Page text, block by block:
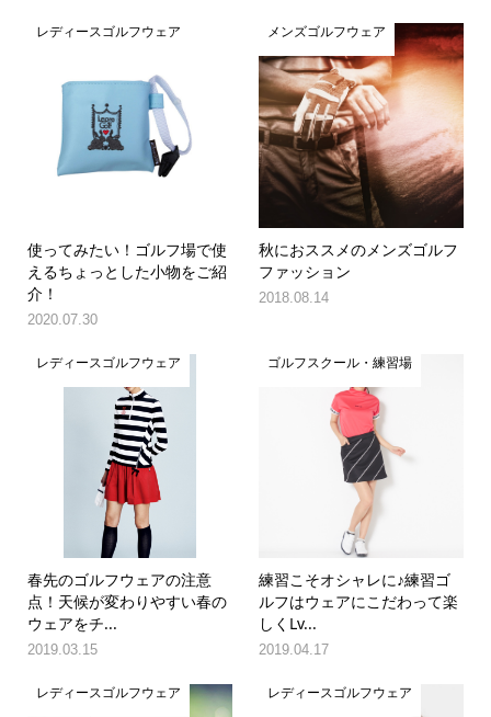
レディースゴルフウェア
使ってみたい！ゴルフ場で使
えるちょっとした小物をご紹
介！
2020.07.30
メンズゴルフウェア
秋におススメのメンズゴルフ
ファッション
2018.08.14
レディースゴルフウェア
春先のゴルフウェアの注意
点！天候が変わりやすい春の
ウェアをチ...
2019.03.15
ゴルフスクール・練習場
練習こそオシャレに♪練習ゴ
ルフはウェアにこだわって楽
しくLv...
2019.04.17
レディースゴルフウェア レディースゴルフウェア